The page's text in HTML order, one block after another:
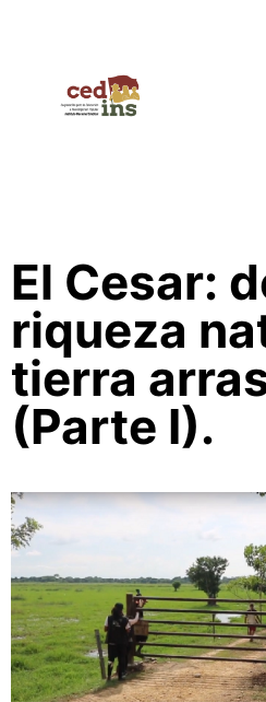
El Cesar:
riqueza
tierra
(Parte I).